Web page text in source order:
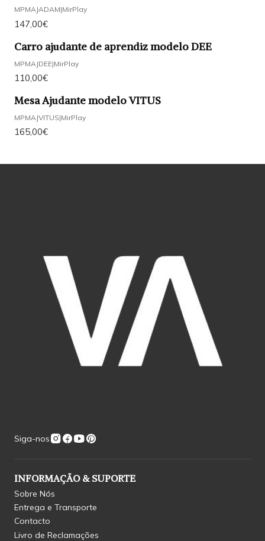
MPMAJADAM|MirPlay
147,00€
Carro ajudante de aprendiz modelo DEE
MPMAJDEE|MirPlay
110,00€
Mesa Ajudante modelo VITUS
MPMAJVITUS|MirPlay
165,00€
Siga-nos
INFORMAÇÃO & SUPORTE
Sobre Nós
Entrega e Transporte
Contacto
Livro de Reclamações